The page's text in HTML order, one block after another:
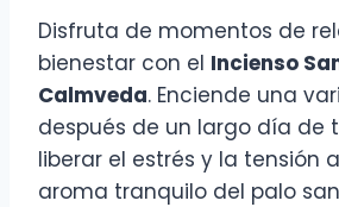
Disfruta de momentos de
bienestar con el Incienso
Calmveda. Enciende una
después de un largo día de
liberar el estrés y la tensión
aroma tranquilo del palo